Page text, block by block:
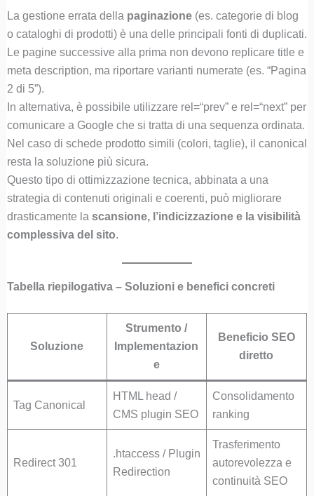
La gestione errata della paginazione(es. categorie di blog
o cataloghi di prodotti) è una delle principali fonti di duplicati.
Le pagine successive alla prima non devono replicare title e
meta description, ma riportare varianti numerate (es. “Pagina
2 di 5”).
In alternativa, è possibile utilizzare rel=“prev” e rel=“next” per
comunicare a Google che si tratta di una sequenza ordinata.
Nel caso di schede prodotto simili (colori, taglie), il canonical
resta la soluzione più sicura.
Questo tipo di ottimizzazione tecnica, abbinata a una
strategia di contenuti originali e coerenti, può migliorare
drasticamente la scansione, l’indicizzazione e la visibilità
complessiva del sito.
Tabella riepilogativa – Soluzioni e benefici concreti
Soluzione
Strumento /
Implementazion
e
Beneficio SEO
diretto
Tag Canonical
HTML head /
CMS plugin SEO
Consolidamento
ranking
Redirect 301
.htaccess / Plugin
Redirection
Trasferimento
autorevolezza e
continuità SEO